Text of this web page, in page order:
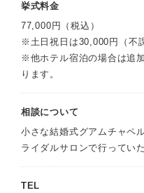
挙式料金
77,000円（税込）
※土日祝日は30,000円（不
※他ホテル宿泊の場合は追
ります。
相談について
小さな結婚式グアムチャペ
ライダルサロンで行ってい
TEL